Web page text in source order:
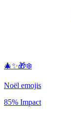
🎄✨🎁❄️
Noël emojis
85% Impact